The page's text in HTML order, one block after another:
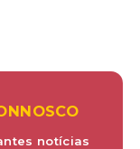
notícias